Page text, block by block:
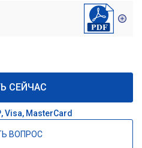
СЕЙЧАС
MasterCard
ВОПРОС